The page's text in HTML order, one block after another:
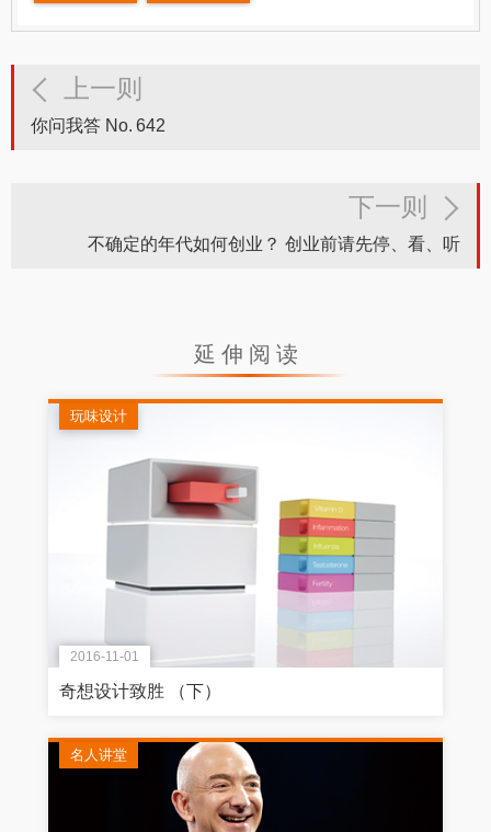
上一则
你问我答 No. 642
下一则
不确定的年代如何创业？ 创业前请先停、看、听
延伸阅读
2016-11-01
玩味设计
奇想设计致胜 （下）
名人讲堂